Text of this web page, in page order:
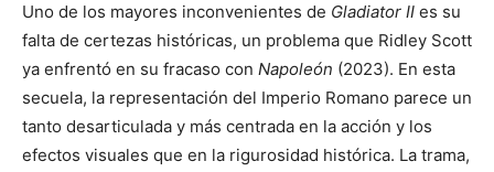
Uno de los mayores inconvenientes de Gladiator II es su
falta de certezas históricas, un problema que Ridley Scott
ya enfrentó en su fracaso con Napoleón (2023). En esta
secuela, la representación del Imperio Romano parece un
tanto desarticulada y más centrada en la acción y los
efectos visuales que en la rigurosidad histórica. La trama,